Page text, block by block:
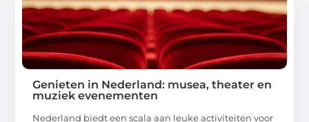
Genieten in Nederland: musea, theater en
muziek evenementen
Nederland biedt een scala aan leuke activiteiten voor